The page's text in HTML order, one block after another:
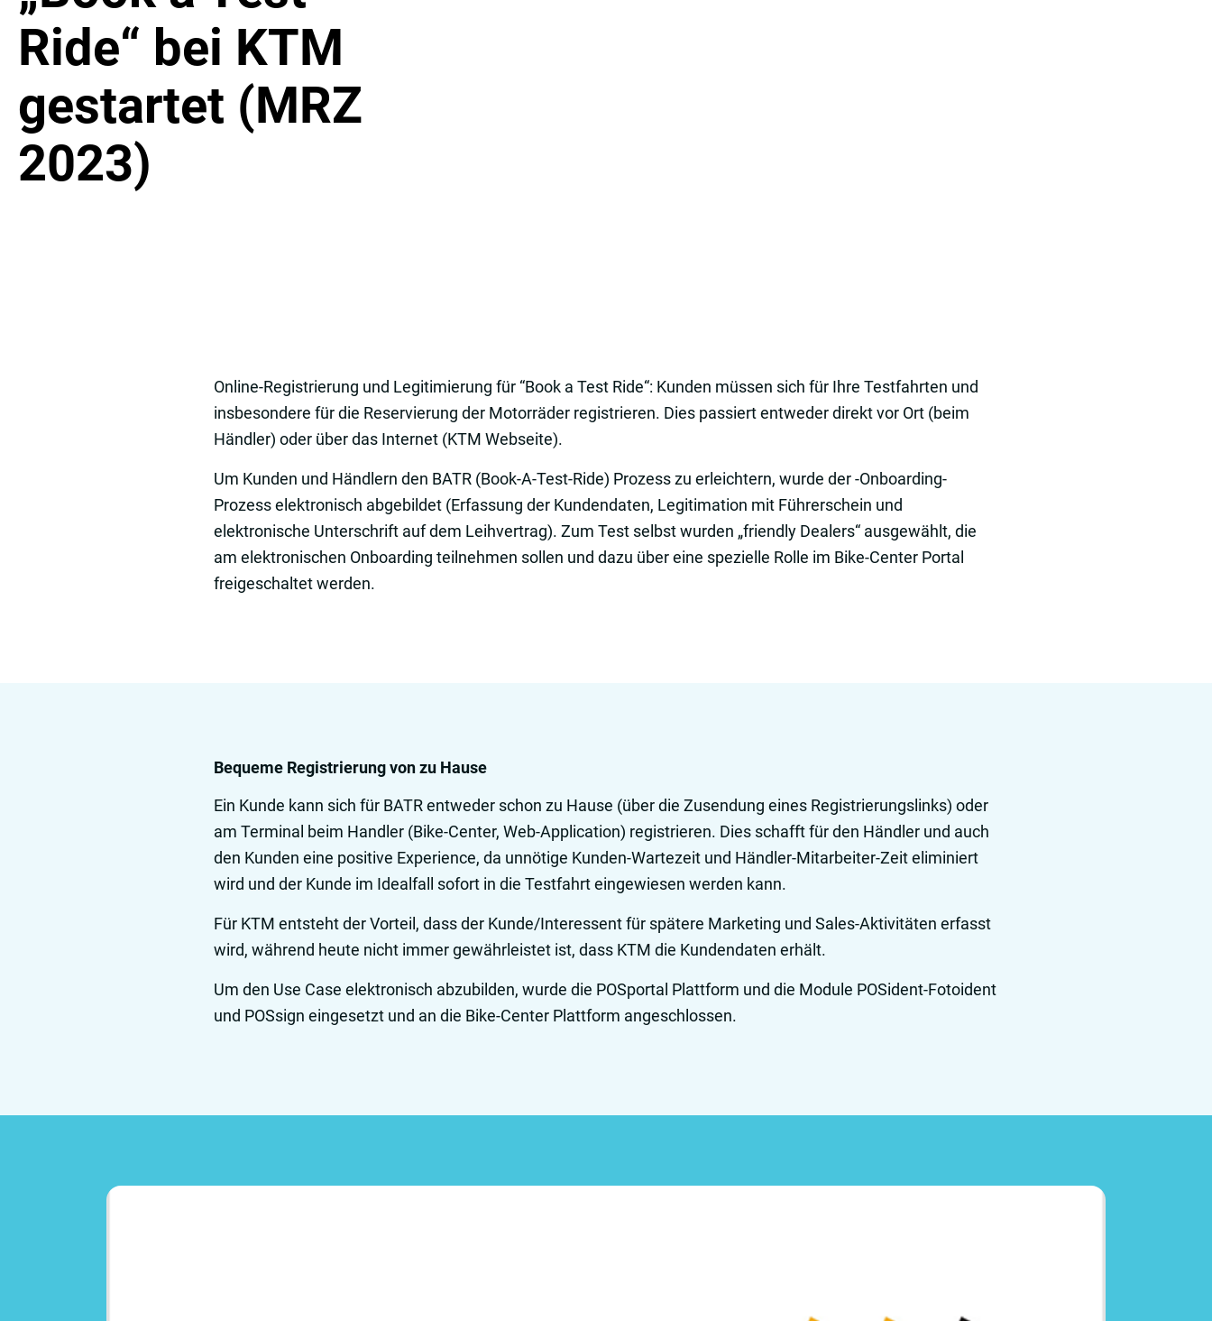
Ride“ bei KTM
gestartet (MRZ
2023)
Online-Registrierung und Legitimierung für “Book a Test Ride“: Kunden müssen sich für Ihre Testfahrten und
insbesondere für die Reservierung der Motorräder registrieren. Dies passiert entweder direkt vor Ort (beim
Händler) oder über das Internet (KTM Webseite).
Um Kunden und Händlern den BATR (Book-A-Test-Ride) Prozess zu erleichtern, wurde der -Onboarding-
Prozess elektronisch abgebildet (Erfassung der Kundendaten, Legitimation mit Führerschein und
elektronische Unterschrift auf dem Leihvertrag). Zum Test selbst wurden „friendly Dealers“ ausgewählt, die
am elektronischen Onboarding teilnehmen sollen und dazu über eine spezielle Rolle im Bike-Center Portal
freigeschaltet werden.
Bequeme Registrierung von zu Hause
Ein Kunde kann sich für BATR entweder schon zu Hause (über die Zusendung eines Registrierungslinks) oder
am Terminal beim Handler (Bike-Center, Web-Application) registrieren. Dies schafft für den Händler und auch
den Kunden eine positive Experience, da unnötige Kunden-Wartezeit und Händler-Mitarbeiter-Zeit eliminiert
wird und der Kunde im Idealfall sofort in die Testfahrt eingewiesen werden kann.
Für KTM entsteht der Vorteil, dass der Kunde/Interessent für spätere Marketing und Sales-Aktivitäten erfasst
wird, während heute nicht immer gewährleistet ist, dass KTM die Kundendaten erhält.
Um den Use Case elektronisch abzubilden, wurde die POSportal Plattform und die Module POSident-Fotoident
und POSsign eingesetzt und an die Bike-Center Plattform angeschlossen.